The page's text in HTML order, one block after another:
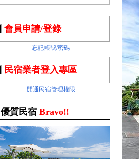
會員申請/登錄
忘記帳號/密碼
民宿業者登入專區
開通民宿管理權限
優質民宿 Bravo!!